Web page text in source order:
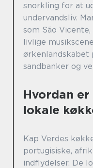
snorkling for at
undervandsliv.
som São
livlige
ørkenlandskabet
sandbanker og
Hvordan er
lokale
Kap Verdes
portugisiske,
indflydelser. De